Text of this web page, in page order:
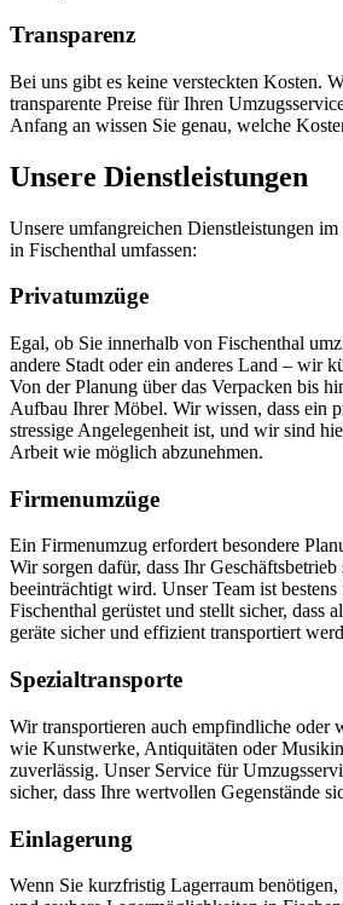
Transparenz
Bei uns gibt es keine versteckten Kosten.
transparente Preise für Ihren
Anfang an wissen Sie genau, welche
Unsere Dienstleistungen
Unsere umfangreichen Dienstleistungen
in Fischenthal umfassen:
Privatumzüge
Egal, ob Sie innerhalb von Fischenthal
andere Stadt oder ein anderes Land – wir
Von der Planung über das Verpacken bis
Aufbau Ihrer Möbel. Wir wissen, dass ein
stressige Angelegenheit ist, und wir sind
Arbeit wie möglich abzunehmen.
Firmenumzüge
Ein Firmenumzug erfordert besondere
Wir sorgen dafür, dass Ihr
beeinträchtigt wird. Unser Team ist
Fischenthal gerüstet und stellt sicher, dass
geräte sicher und effizient transportiert
Spezialtransporte
Wir transportieren auch empfindliche oder
wie Kunstwerke, Antiquitäten oder
zuverlässig. Unser Service für
sicher, dass Ihre wertvollen Gegenstände
Einlagerung
Wenn Sie kurzfristig Lagerraum